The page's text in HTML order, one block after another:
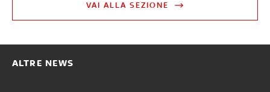
VAI ALLA SEZIONE
ALTRE NEWS